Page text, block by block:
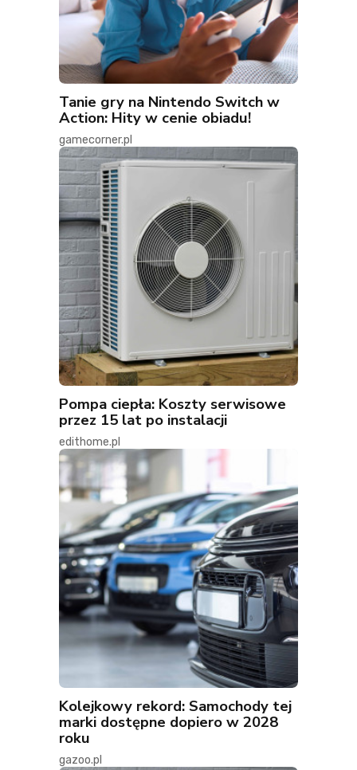
Tanie gry na Nintendo Switch w
Action: Hity w cenie obiadu!
gamecorner.pl
Pompa ciepła: Koszty serwisowe
przez 15 lat po instalacji
edithome.pl
Kolejkowy rekord: Samochody tej
marki dostępne dopiero w 2028
roku
gazoo.pl